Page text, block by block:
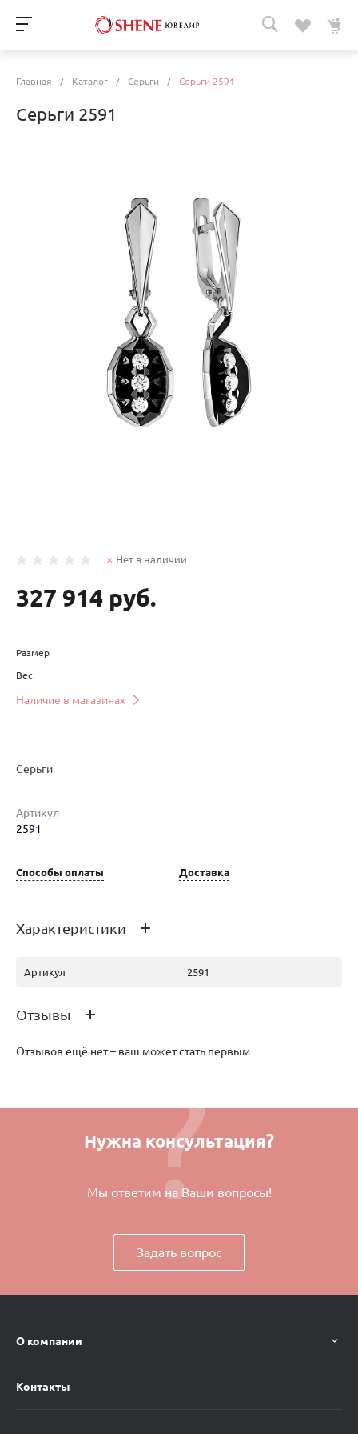
Главная / Каталог / Серьги / Серьги 2591
Серьги 2591
Нет в наличии
327 914 руб.
Размер
Вес
Наличие в магазинах
Серьги (29139729)
Серьги
Артикул
2591
Способы оплаты Доставка
Характеристики
Артикул 2591
Отзывы
Отзывов ещё нет – ваш может стать первым
Нужна консультация?
Мы ответим на Ваши вопросы!
Задать вопрос
О компании
Контакты